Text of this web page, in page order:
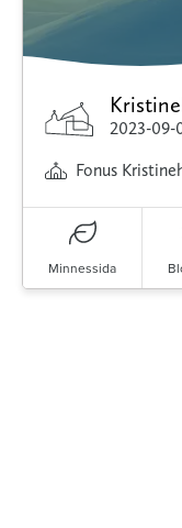
2023-09-
Fonus
Minnessida